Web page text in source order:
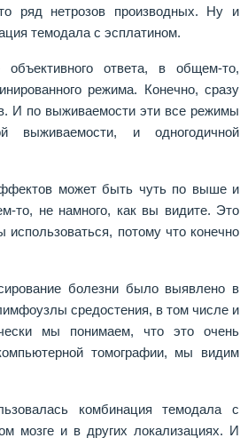
ряд нетрозов производных. Ну и
темодала с эсплатином.
ответа, в общем-то,
режима. Конечно, сразу
И по выживаемости эти все режимы
выживаемости, и одногодичной
может быть чуть по выше и
то, не намного, как вы видите. Это
потому что конечно
болезни было выявлено в
средостения, в том числе и
мы понимаем, что это очень
томографии, мы видим
комбинация темодала с
мозге и в других локализациях. И